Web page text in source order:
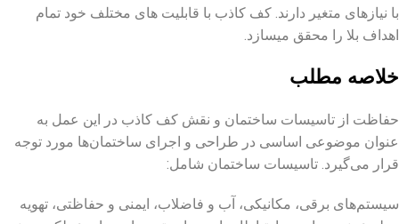
با نیازهای متغیر دارند. کف کاذب با قابلیت های مختلف خود تمام
اهداف بلا را محقق میسازد.
خلاصه مطلب
حفاظت از تاسیسات ساختمان و نقش کف کاذب در این عمل به
عنوان موضوعی اساسی در طراحی و اجرای ساختمان‌ها مورد توجه
قرار می‌گیرد. تاسیسات ساختمان شامل:
سیستم‌های برقی، مکانیکی، آب و فاضلاب، ایمنی و حفاظتی، تهویه